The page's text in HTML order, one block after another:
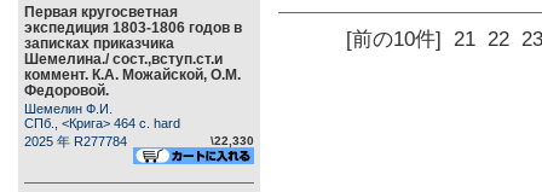
Первая кругосветная
экспедиция 1803-1806 годов в
записках приказчика
Шемелина./ сост.,вступ.ст.и
коммент. К.А. Можайской, О.М.
Федоровой.
Шемелин Ф.И.
СПб., <Крига> 464 c. hard
2025 年 R277784
\22,330
[前の10件] 21 22 23